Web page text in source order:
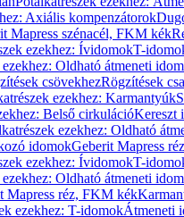
Axiális kompenzátorok
Mapress szénacél, FKM kék
ezekhez: ÍvidomokT-
Oldható átmeneti
csövekhezRögzítések
ezekhez: Karmantyúk
Belső cirkulációKereszt
ezekhez: Oldható
idomokGeberit Mapress
ezekhez: ÍvidomokT-
Oldható átmeneti
Mapress réz, FKM kék
ezekhez: T-idomokÁtmeneti